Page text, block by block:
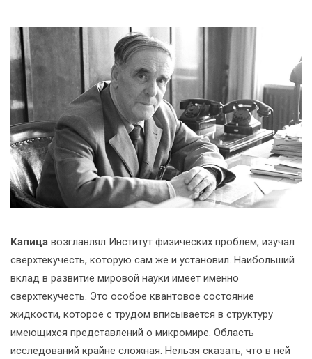
Капица возглавлял Институт физических проблем, изучал
сверхтекучесть, которую сам же и установил. Наибольший
вклад в развитие мировой науки имеет именно
сверхтекучесть. Это особое квантовое состояние
жидкости, которое с трудом вписывается в структуру
имеющихся представлений о микромире. Область
исследований крайне сложная. Нельзя сказать, что в ней